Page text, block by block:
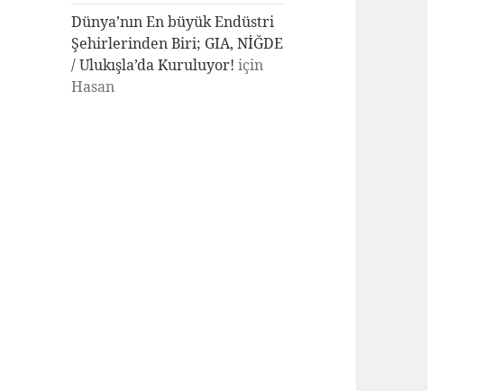
Dünya’nın En büyük Endüstri
Şehirlerinden Biri; GIA, NİĞDE
/ Ulukışla’da Kuruluyor! için
Hasan